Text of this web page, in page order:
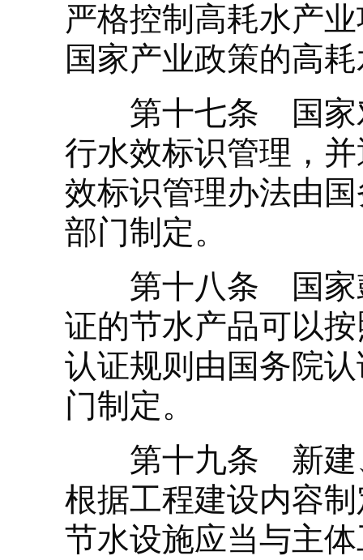
严格控制高耗水产
国家产业政策的高
第十七条 国家对
行水效标识管理，
效标识管理办法由
部门制定。
第十八条 国家鼓
证的节水产品可以
认证规则由国务院
门制定。
第十九条 新建、
根据工程建设内容
节水设施应当与主